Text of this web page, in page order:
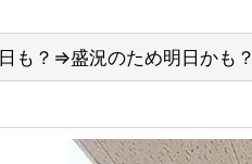
も？⇒盛況のため明日かも？